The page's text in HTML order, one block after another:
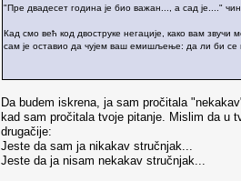
"Пре двадесет година је био важан..., а сад је...."
Кад смо већ код двоструке негације, како вам
сам је оставио да чујем ваш емишљење: да ли би се
Da budem iskrena, ja sam pročitala
kad sam pročitala tvoje pitanje. Mislim da u
drugačije:
Jeste da sam ja nikakav stručnjak...
Jeste da ja nisam nekakav stručnjak...